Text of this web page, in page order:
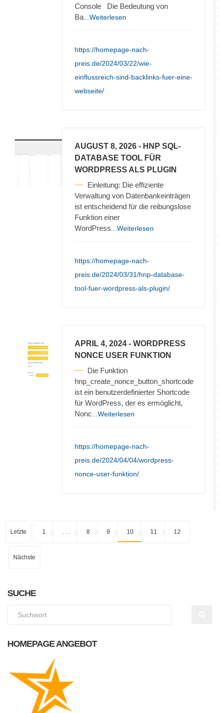
Console Die Bedeutung von
Ba ...Weiterlesen
https://homepage-nach-
preis.de/2024/03/22/wie-
einflussreich-sind-backlinks-fuer-eine-
webseite/
AUGUST 8, 2026 - HNP SQL-
DATABASE TOOL FÜR
WORDPRESS ALS PLUGIN
Einleitung: Die effiziente
Verwaltung von Datenbankeinträgen
ist entscheidend für die reibungslose
Funktion einer
WordPress ...Weiterlesen
https://homepage-nach-
preis.de/2024/03/31/hnp-database-
tool-fuer-wordpress-als-plugin/
APRIL 4, 2024 - WORDPRESS
NONCE USER FUNKTION
Die Funktion
hnp_create_nonce_button_shortcode
ist ein benutzerdefinierter Shortcode
für WordPress, der es ermöglicht,
Nonc ...Weiterlesen
https://homepage-nach-
preis.de/2024/04/04/wordpress-
nonce-user-funktion/
Letzte 1 8 9 10 11 12
Nächste
SUCHE
HOMEPAGE ANGEBOT